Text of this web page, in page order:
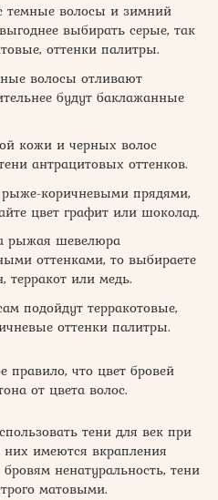
темные волосы и зимний
выбирать серые, так
оттенки палитры.
волосы отливают
будут баклажанные
кожи и черных волос
антрацитовых оттенков.
коричневыми прядями,
цвет графит или шоколад.
рыжая шевелюра
оттенками, то выбираете
терракот или медь.
подойдут терракотовые,
оттенки палитры.
правило, что цвет бровей
от цвета волос.
тени для век при
них имеются вкрапления
ненатуральность, тени
матовыми.